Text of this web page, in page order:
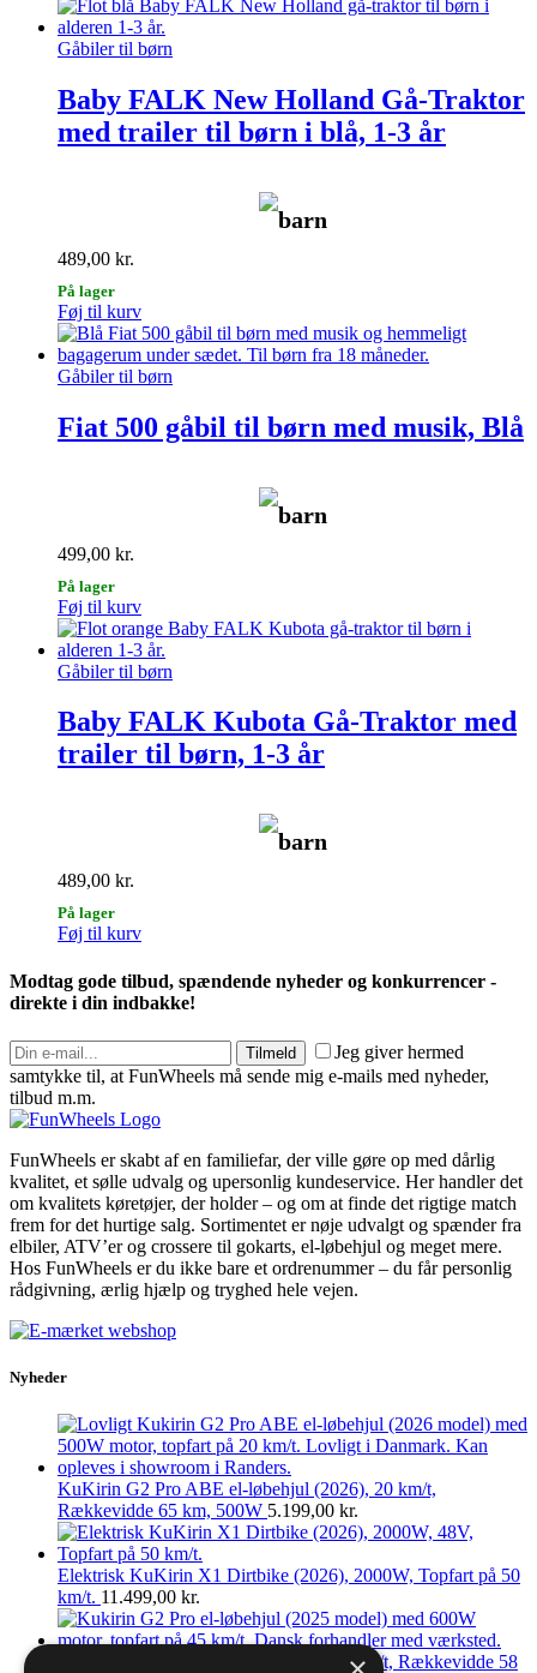
Gåbiler til børn
Baby FALK New Holland Gå-Traktor
med trailer til børn i blå, 1-3 år
barn
489,00 kr.
På lager
Føj til kurv
Gåbiler til børn
Fiat 500 gåbil til børn med musik, Blå
barn
499,00 kr.
På lager
Føj til kurv
Gåbiler til børn
Baby FALK Kubota Gå-Traktor med
trailer til børn, 1-3 år
barn
489,00 kr.
På lager
Føj til kurv
Modtag gode tilbud, spændende nyheder og konkurrencer -
direkte i din indbakke!
Tilmeld
Jeg giver hermed
samtykke til, at FunWheels må sende mig e-mails med nyheder,
tilbud m.m.
FunWheels er skabt af en familiefar, der ville gøre op med dårlig
kvalitet, et sølle udvalg og upersonlig kundeservice. Her handler det
om kvalitets køretøjer, der holder – og om at finde det rigtige match
frem for det hurtige salg. Sortimentet er nøje udvalgt og spænder fra
elbiler, ATV’er og crossere til gokarts, el-løbehjul og meget mere.
Hos FunWheels er du ikke bare et ordrenummer – du får personlig
rådgivning, ærlig hjælp og tryghed hele vejen.
Nyheder
KuKirin G2 Pro ABE el-løbehjul (2026), 20 km/t,
Rækkevidde 65 km, 500W 5.199,00 kr.
Elektrisk KuKirin X1 Dirtbike (2026), 2000W, Topfart på 50
km/t. 11.499,00 kr.
KuKirin G2 Pro el-løbehjul (2025), 45 km/t, Rækkevidde 58